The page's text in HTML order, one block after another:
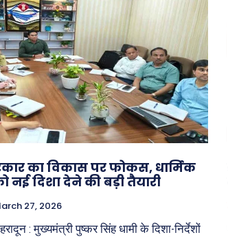
का विकास पर फोकस, धार्मिक
नई दिशा देने की बड़ी तैयारी
27, 2026
: मुख्यमंत्री पुष्कर सिंह धामी के दिशा-निर्देशों